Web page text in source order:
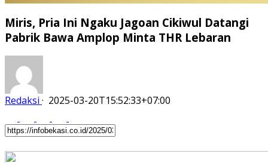
Miris, Pria Ini Ngaku Jagoan Cikiwul Datangi
Pabrik Bawa Amplop Minta THR Lebaran
Redaksi · 2025-03-20T15:52:33+07:00